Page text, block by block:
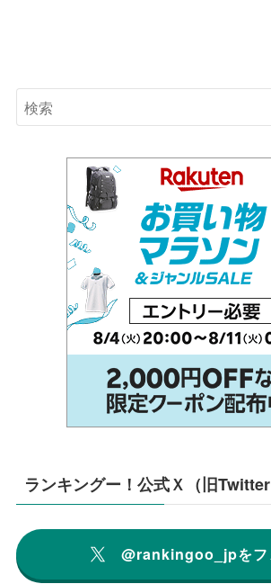
ランキングー！公式Ｘ（旧Twitter
@rankingoo_jpをフ